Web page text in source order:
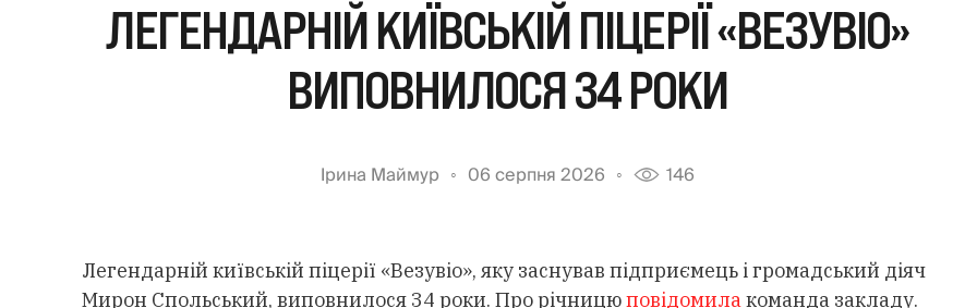
ЛЕГЕНДАРНІЙ КИЇВСЬКІЙ ПІЦЕРІЇ «ВЕЗУВІО»
ВИПОВНИЛОСЯ 34 РОКИ
Ірина Маймур 06 серпня 2026 146
Легендарній київській піцерії «Везувіо», яку заснував підприємець і громадський діяч
Мирон Спольський, виповнилося 34 роки. Про річницюповідомилакоманда закладу.